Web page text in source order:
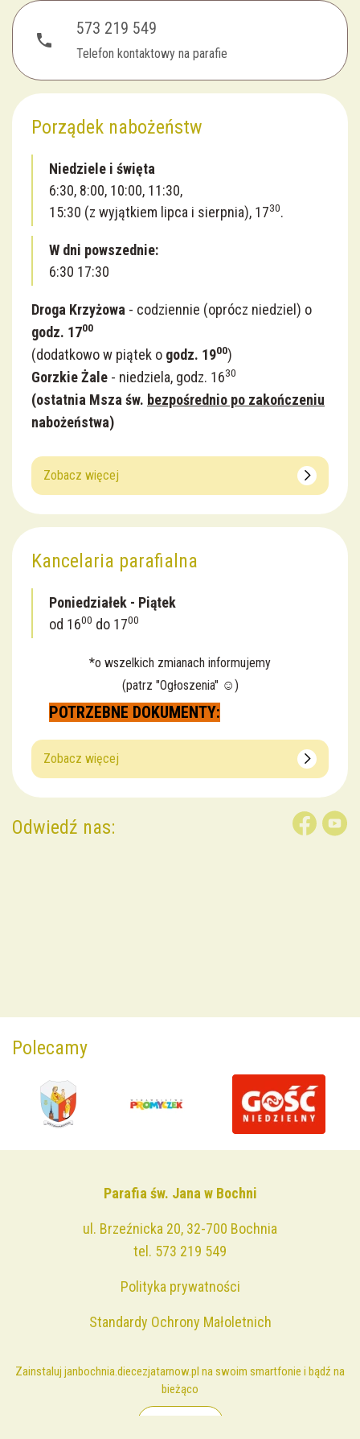
phone
573 219 549
Telefon kontaktowy na parafie
Porządek nabożeństw
Niedziele i święta
6:30, 8:00, 10:00, 11:30,
15:30 (z wyjątkiem lipca i sierpnia), 1730.
W dni powszednie:
6:30 17:30
Droga Krzyżowa - codziennie (oprócz niedziel) o
godz. 1700
(dodatkowo w piątek o godz. 1900)
Gorzkie Żale - niedziela, godz. 1630
(ostatnia Msza św. bezpośrednio po zakończeniu
nabożeństwa)
Zobacz więcej
Kancelaria parafialna
Poniedziałek - Piątek
od 1600 do 1700
*o wszelkich zmianach informujemy
(patrz "Ogłoszenia" ☺️)
POTRZEBNE DOKUMENTY:
Zobacz więcej
Odwiedź nas:
Polecamy
Parafia św. Jana w Bochni
ul. Brzeźnicka 20, 32-700 Bochnia
tel. 573 219 549
Polityka prywatności
Standardy Ochrony Małoletnich
Zainstaluj janbochnia.diecezjatarnow.pl na swoim smartfonie i bądź na
bieżąco